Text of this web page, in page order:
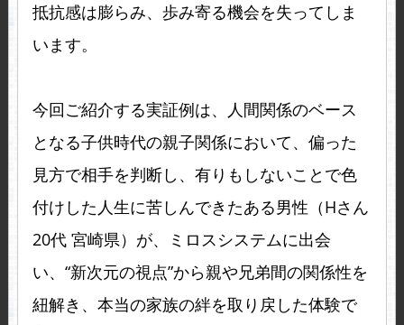
抵抗感は膨らみ、歩み寄る機会を失ってしま
います。
今回ご紹介する実証例は、人間関係のベース
となる子供時代の親子関係において、偏った
見方で相手を判断し、有りもしないことで色
付けした人生に苦しんできたある男性（Hさん
20代 宮崎県）が、ミロスシステムに出会
い、“新次元の視点”から親や兄弟間の関係性を
紐解き、本当の家族の絆を取り戻した体験で